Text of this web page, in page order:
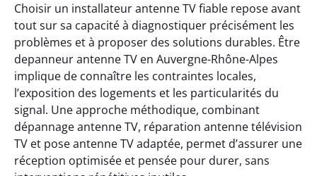
Choisir un installateur antenne TV fiable repose avant
tout sur sa capacité à diagnostiquer précisément les
problèmes et à proposer des solutions durables. Être
depanneur antenne TV en Auvergne-Rhône-Alpes
implique de connaître les contraintes locales,
l’exposition des logements et les particularités du
signal. Une approche méthodique, combinant
dépannage antenne TV, réparation antenne télévision
TV et pose antenne TV adaptée, permet d’assurer une
réception optimisée et pensée pour durer, sans